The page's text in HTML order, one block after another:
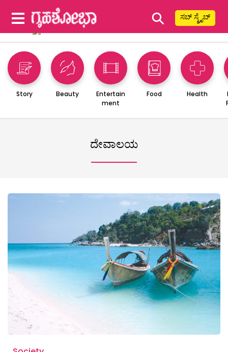
⚲ ಸಬ್ ಸ್ಕ್ರೈಬ್
Story Beauty
Entertain
ment
Food Health
ದೇವಾಲಯ